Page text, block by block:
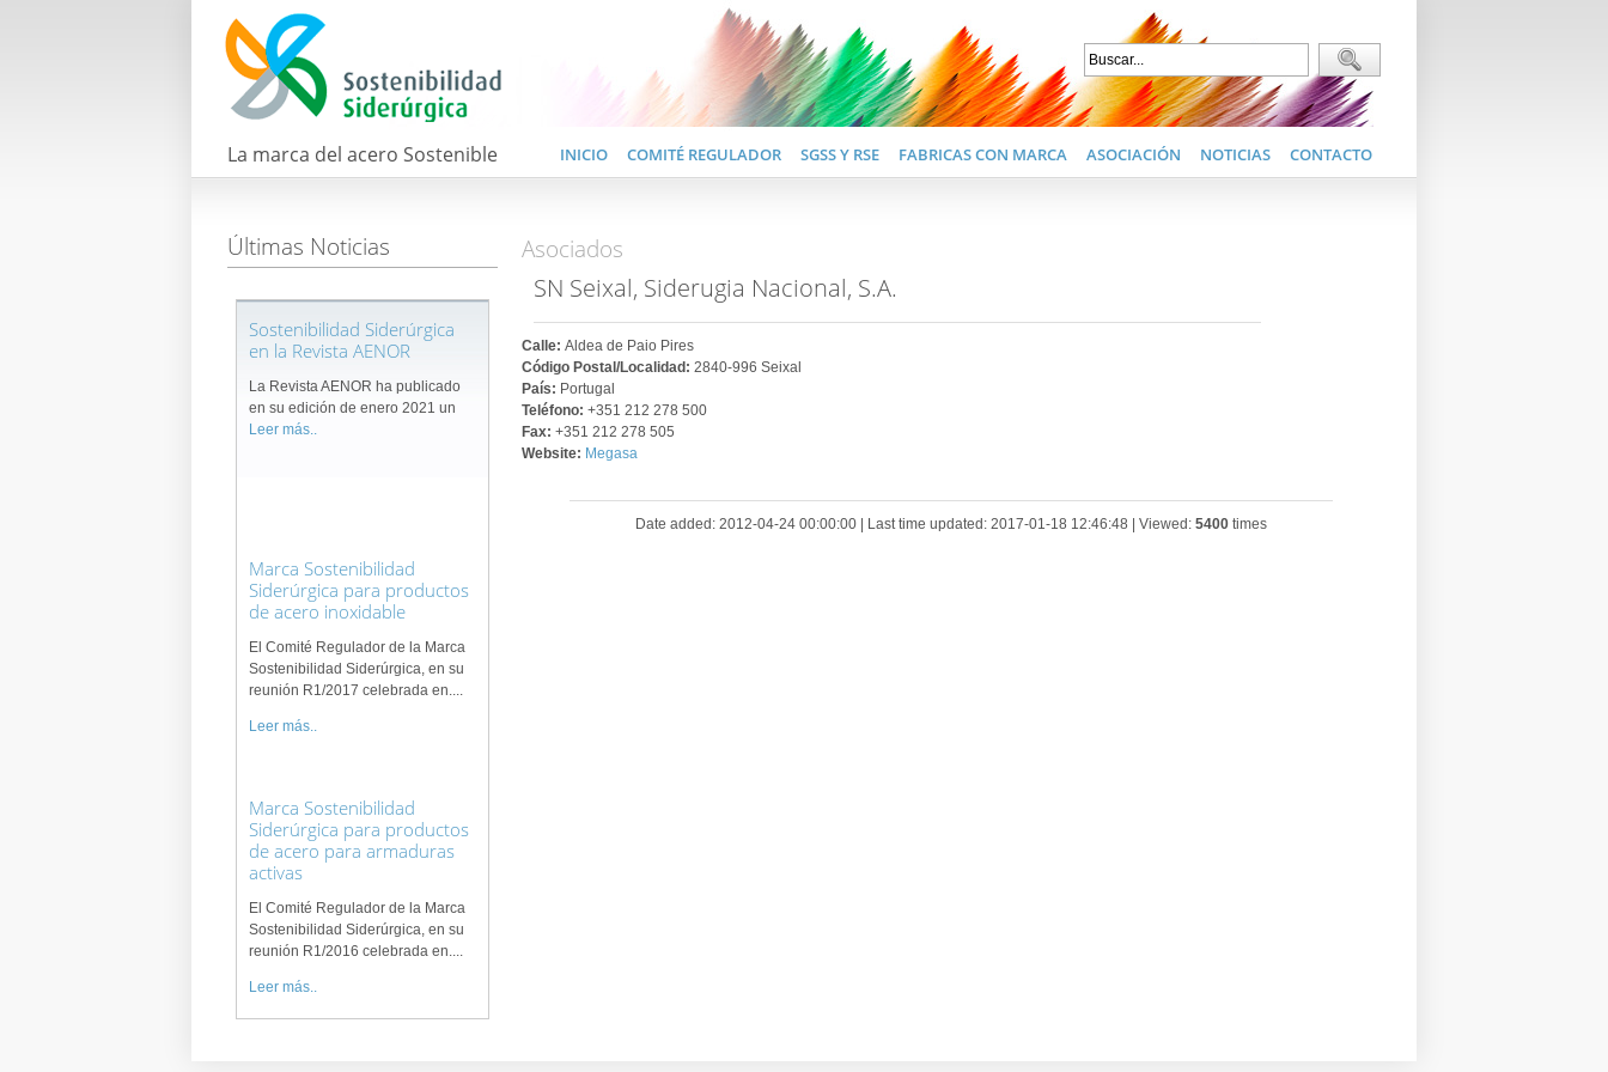
La marca del acero Sostenible INICIO COMITÉ REGULADOR SGSS Y RSE FABRICAS CON MARCA ASOCIACIÓN NOTICIAS CONTACTO
Últimas Noticias
Sostenibilidad Siderúrgica
en la Revista AENOR
La Revista AENOR ha publicado
en su edición de enero 2021 un
Leer más..
Marca Sostenibilidad
Siderúrgica para productos
de acero inoxidable
El Comité Regulador de la Marca
Sostenibilidad Siderúrgica, en su
reunión R1/2017 celebrada en....
Leer más..
Marca Sostenibilidad
Siderúrgica para productos
de acero para armaduras
activas
El Comité Regulador de la Marca
Sostenibilidad Siderúrgica, en su
reunión R1/2016 celebrada en....
Leer más..
Asociados
SN Seixal, Siderugia Nacional, S.A.
Calle: Aldea de Paio Pires
Código Postal/Localidad: 2840-996 Seixal
País: Portugal
Teléfono: +351 212 278 500
Fax: +351 212 278 505
Website: Megasa
Date added: 2012-04-24 00:00:00 | Last time updated: 2017-01-18 12:46:48 | Viewed: 5400times